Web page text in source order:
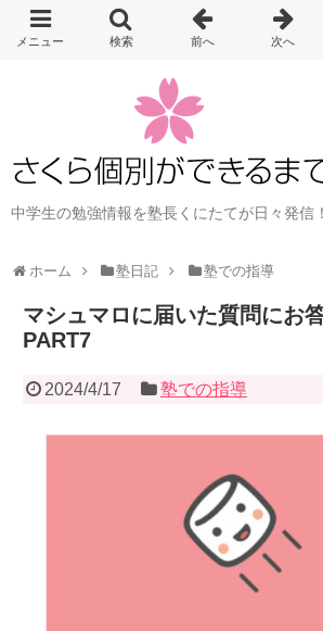
中学生の勉強情報を塾長くにたてが日々発信！
ホーム 塾日記 塾での指導
マシュマロに届いた質問にお
PART7
2024/4/17 塾での指導